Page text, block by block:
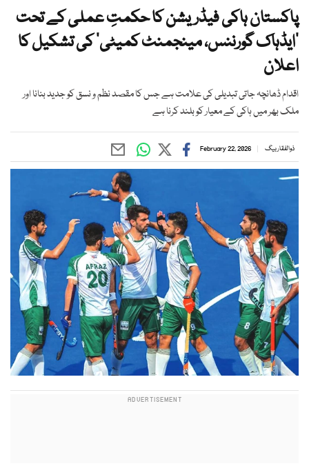
پاکستان ہاکی فیڈریشن کا حکمتِ عملی کے تحت
'ایڈہاک گورننس، مینجمنٹ کمیٹی' کی تشکیل کا
اعلان
اقدام ڈھانچہ جاتی تبدیلی کی علامت ہے جس کا مقصد نظم و نسق کو جدید بنانا اور
ملک بھر میں ہاکی کے معیار کو بلند کرنا ہے
ذوالفقار بیگ February 22, 2026